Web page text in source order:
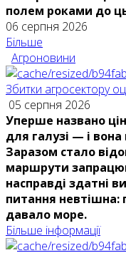
полем роками до
06 серпня 2026
Більше
Агроновини
Збитки агросектору
05 серпня 2026
Уперше названо
для галузі — і
Заразом стало
маршрути
насправді здатні
питання
давало море.
Більше інформації